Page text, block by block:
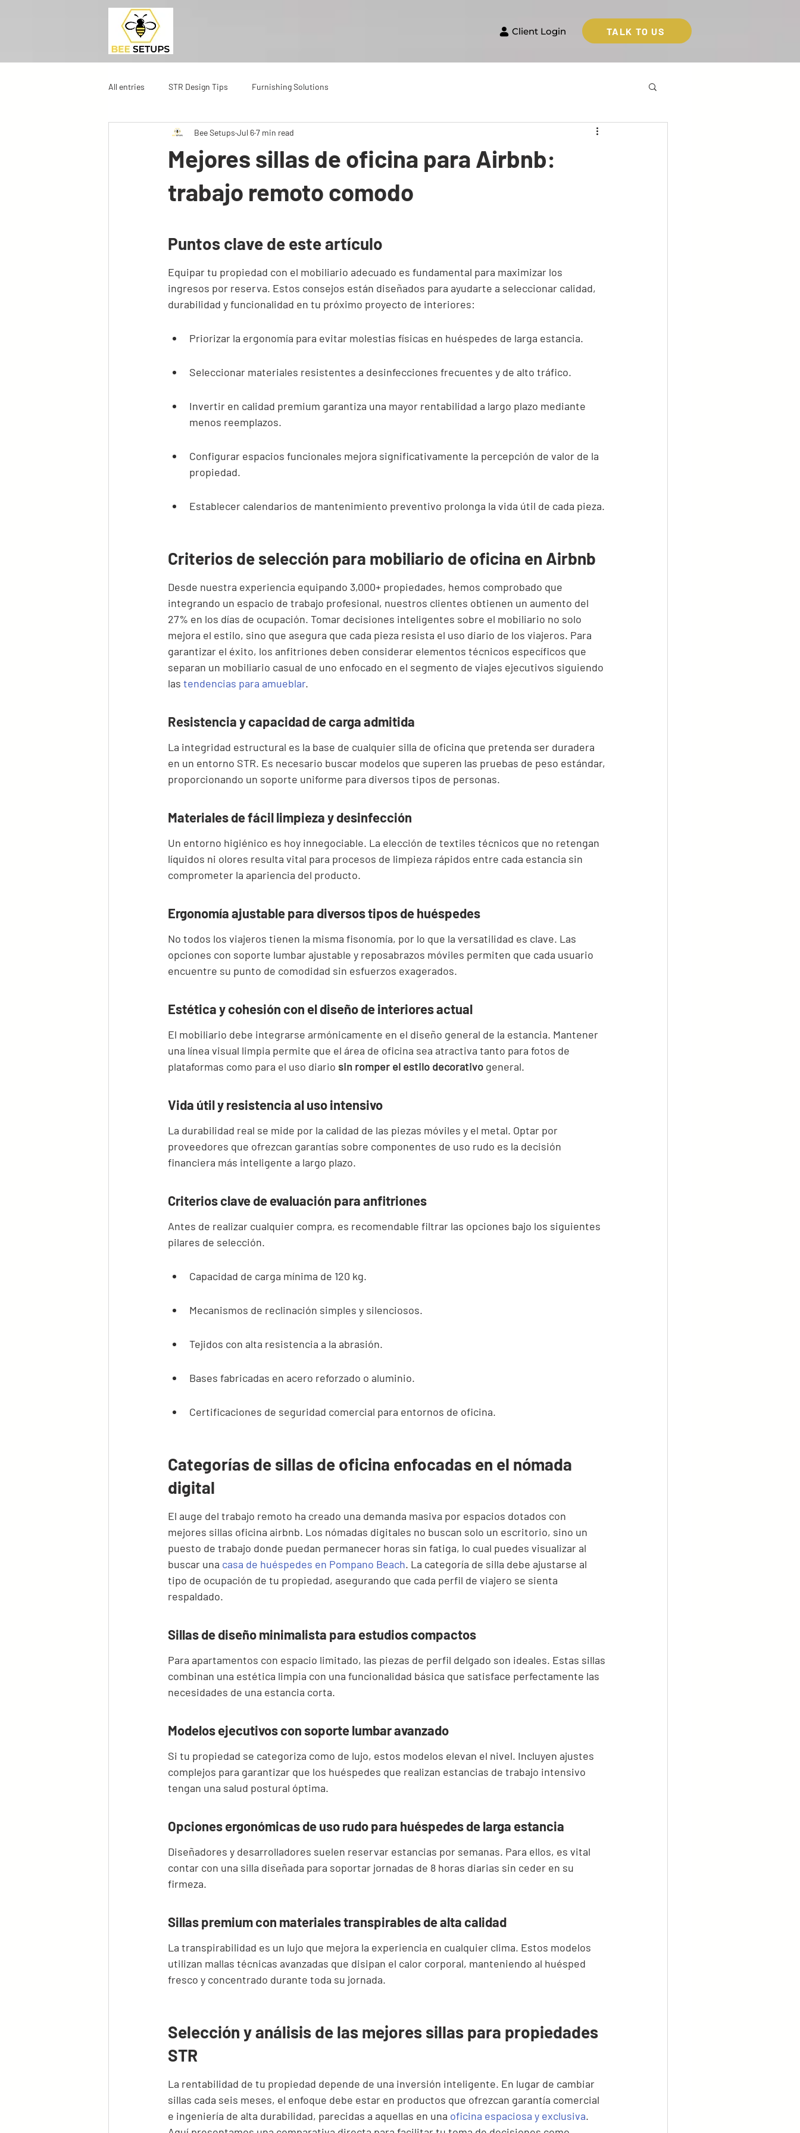
Client Login TALK TO US
All entries STR Design Tips Furnishing Solutions
Mejores sillas de oficina para Airbnb:
trabajo remoto comodo
Bee Setups Jul 67 min read
Puntos clave de este artículo
Equipar tu propiedad con el mobiliario adecuado es fundamental para maximizar los
ingresos por reserva. Estos consejos están diseñados para ayudarte a seleccionar calidad,
durabilidad y funcionalidad en tu próximo proyecto de interiores:
Priorizar la ergonomía para evitar molestias físicas en huéspedes de larga estancia.
Seleccionar materiales resistentes a desinfecciones frecuentes y de alto tráfico.
Invertir en calidad premium garantiza una mayor rentabilidad a largo plazo mediante
menos reemplazos.
Configurar espacios funcionales mejora significativamente la percepción de valor de la
propiedad.
Establecer calendarios de mantenimiento preventivo prolonga la vida útil de cada pieza.
Criterios de selección para mobiliario de oficina en Airbnb
Desde nuestra experiencia equipando 3,000+ propiedades, hemos comprobado que
integrando un espacio de trabajo profesional, nuestros clientes obtienen un aumento del
27% en los días de ocupación. Tomar decisiones inteligentes sobre el mobiliario no solo
mejora el estilo, sino que asegura que cada pieza resista el uso diario de los viajeros. Para
garantizar el éxito, los anfitriones deben considerar elementos técnicos específicos que
separan un mobiliario casual de uno enfocado en el segmento de viajes ejecutivos siguiendo
las tendencias para amueblar.
Resistencia y capacidad de carga admitida
La integridad estructural es la base de cualquier silla de oficina que pretenda ser duradera
en un entorno STR. Es necesario buscar modelos que superen las pruebas de peso estándar,
proporcionando un soporte uniforme para diversos tipos de personas.
Materiales de fácil limpieza y desinfección
Un entorno higiénico es hoy innegociable. La elección de textiles técnicos que no retengan
líquidos ni olores resulta vital para procesos de limpieza rápidos entre cada estancia sin
comprometer la apariencia del producto.
Ergonomía ajustable para diversos tipos de huéspedes
No todos los viajeros tienen la misma fisonomía, por lo que la versatilidad es clave. Las
opciones con soporte lumbar ajustable y reposabrazos móviles permiten que cada usuario
encuentre su punto de comodidad sin esfuerzos exagerados.
Estética y cohesión con el diseño de interiores actual
El mobiliario debe integrarse armónicamente en el diseño general de la estancia. Mantener
una línea visual limpia permite que el área de oficina sea atractiva tanto para fotos de
plataformas como para el uso diario sin romper el estilo decorativo general.
Vida útil y resistencia al uso intensivo
La durabilidad real se mide por la calidad de las piezas móviles y el metal. Optar por
proveedores que ofrezcan garantías sobre componentes de uso rudo es la decisión
financiera más inteligente a largo plazo.
Criterios clave de evaluación para anfitriones
Antes de realizar cualquier compra, es recomendable filtrar las opciones bajo los siguientes
pilares de selección.
Capacidad de carga mínima de 120 kg.
Mecanismos de reclinación simples y silenciosos.
Tejidos con alta resistencia a la abrasión.
Bases fabricadas en acero reforzado o aluminio.
Certificaciones de seguridad comercial para entornos de oficina.
Categorías de sillas de oficina enfocadas en el nómada
digital
El auge del trabajo remoto ha creado una demanda masiva por espacios dotados con
mejores sillas oficina airbnb. Los nómadas digitales no buscan solo un escritorio, sino un
puesto de trabajo donde puedan permanecer horas sin fatiga, lo cual puedes visualizar al
buscar una casa de huéspedes en Pompano Beach. La categoría de silla debe ajustarse al
tipo de ocupación de tu propiedad, asegurando que cada perfil de viajero se sienta
respaldado.
Sillas de diseño minimalista para estudios compactos
Para apartamentos con espacio limitado, las piezas de perfil delgado son ideales. Estas sillas
combinan una estética limpia con una funcionalidad básica que satisface perfectamente las
necesidades de una estancia corta.
Modelos ejecutivos con soporte lumbar avanzado
Si tu propiedad se categoriza como de lujo, estos modelos elevan el nivel. Incluyen ajustes
complejos para garantizar que los huéspedes que realizan estancias de trabajo intensivo
tengan una salud postural óptima.
Opciones ergonómicas de uso rudo para huéspedes de larga estancia
Diseñadores y desarrolladores suelen reservar estancias por semanas. Para ellos, es vital
contar con una silla diseñada para soportar jornadas de 8 horas diarias sin ceder en su
firmeza.
Sillas premium con materiales transpirables de alta calidad
La transpirabilidad es un lujo que mejora la experiencia en cualquier clima. Estos modelos
utilizan mallas técnicas avanzadas que disipan el calor corporal, manteniendo al huésped
fresco y concentrado durante toda su jornada.
Selección y análisis de las mejores sillas para propiedades
STR
La rentabilidad de tu propiedad depende de una inversión inteligente. En lugar de cambiar
sillas cada seis meses, el enfoque debe estar en productos que ofrezcan garantía comercial
e ingeniería de alta durabilidad, parecidas a aquellas en una oficina espaciosa y exclusiva.